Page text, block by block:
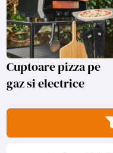
Cuptoare pizza pe
gaz si electrice